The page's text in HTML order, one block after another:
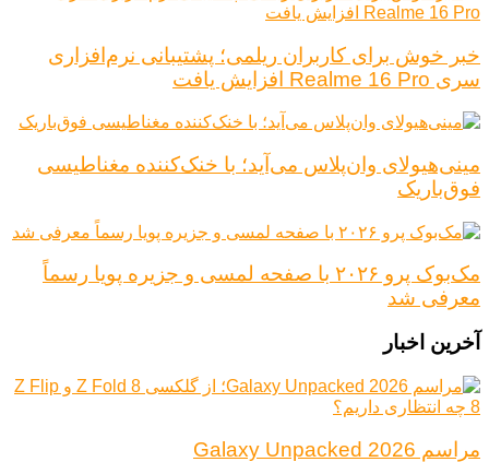
خبر خوش برای کاربران ریلمی؛ پشتیبانی نرم‌افزاری
سری Realme 16 Pro افزایش یافت
مینی‌هیولای وان‌پلاس می‌آید؛ با خنک‌کننده مغناطیسی
فوق‌باریک
مک‌بوک پرو ۲۰۲۶ با صفحه لمسی و جزیره پویا رسماً
معرفی شد
آخرین اخبار
مراسم Galaxy Unpacked 2026